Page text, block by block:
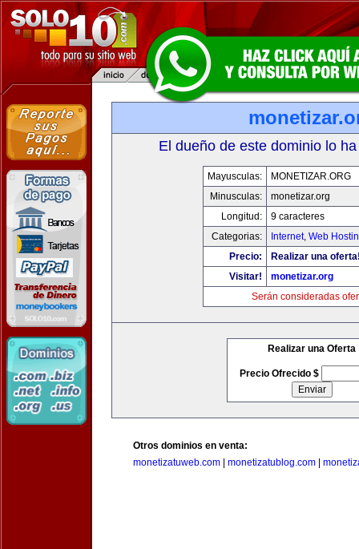
El dueño de este dominio lo
Mayusculas:
MONETIZAR.ORG
Minusculas:
monetizar.org
Longitud:
9 caracteres
Categorias:
Internet, Web
Precio:
Realizar una
Visitar!
monetizar.org
Serán consideradas
Realizar una Oferta
Precio Ofrecido $
Otros dominios en venta:
monetizatuweb.com
monetizatublog.com